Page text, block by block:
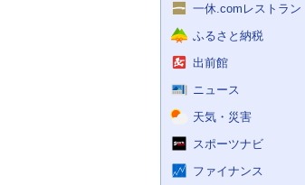
一休.comレストラン
ふるさと納税
出前館
ニュース
天気・災害
スポーツナビ
ファイナンス